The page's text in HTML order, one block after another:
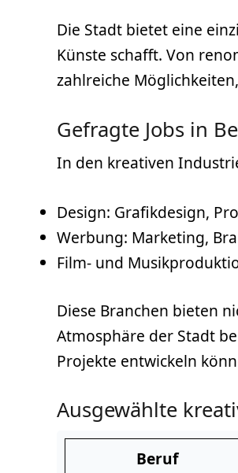
Die Stadt bietet eine
Künste schafft. Von
zahlreiche
Gefragte Jobs in
In den kreativen
Design: Grafikdesign,
Werbung: Marketing,
Film- und
Diese Branchen bieten
Atmosphäre der Stadt
Projekte entwickeln
Ausgewählte
Beruf